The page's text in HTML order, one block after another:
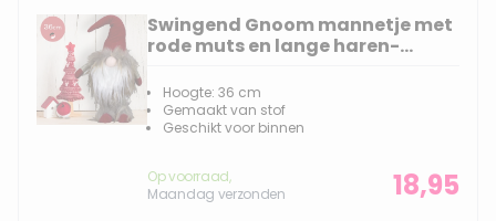
Swingend Gnoom mannetje met
rode muts en lange haren-
Hoogte: 36 cm
Gemaakt van stof
Geschikt voor binnen
Op voorraad,
Maandag verzonden
18,95